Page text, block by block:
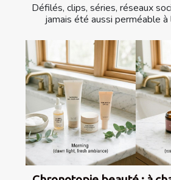
Défilés, clips, séries, réseaux
jamais été aussi perméable à